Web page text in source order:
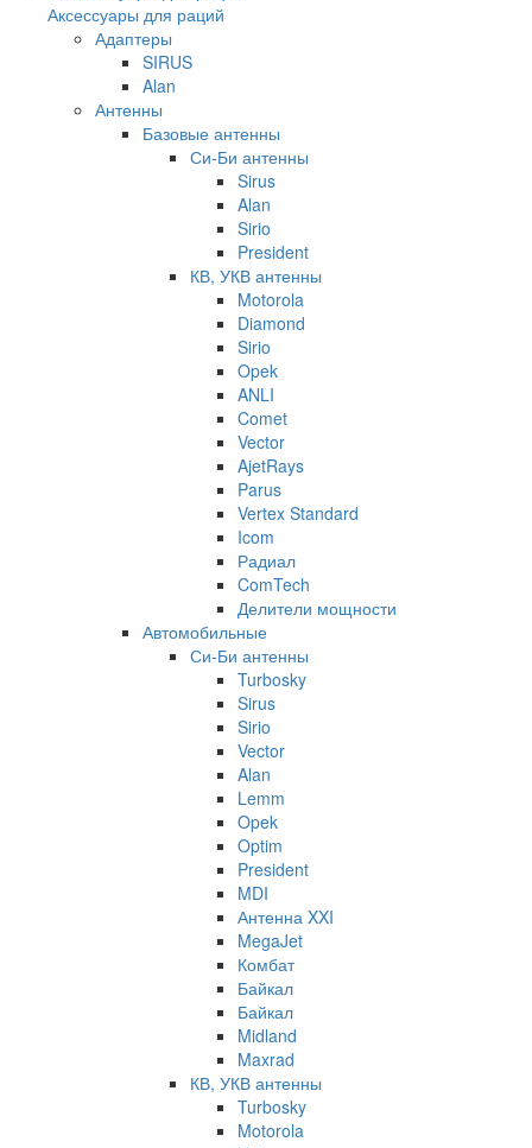
Аксессуары для раций
Адаптеры
SIRUS
Alan
Антенны
Базовые антенны
Си-Би антенны
Sirus
Alan
Sirio
President
КВ, УКВ антенны
Motorola
Diamond
Sirio
Opek
ANLI
Comet
Vector
AjetRays
Parus
Vertex Standard
Icom
Радиал
ComTech
Делители мощности
Автомобильные
Си-Би антенны
Turbosky
Sirus
Sirio
Vector
Alan
Lemm
Opek
Optim
President
MDI
Антенна XXI
MegaJet
Комбат
Байкал
Байкал
Midland
Maxrad
КВ, УКВ антенны
Turbosky
Motorola